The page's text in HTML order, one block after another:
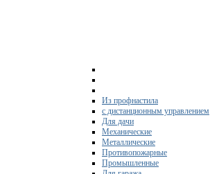
Из профнастила
с дистанционным управлением
Для дачи
Механические
Металлические
Противопожарные
Промышленные